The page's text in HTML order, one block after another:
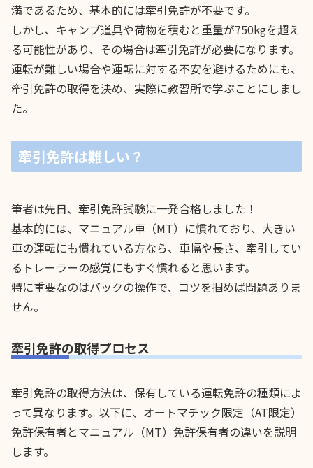
満であるため、基本的には牽引免許が不要です。
しかし、キャンプ道具や荷物を積むと重量が750kgを超え
る可能性があり、その場合は牽引免許が必要になります。
運転が難しい場合や運転に対する不安を避けるためにも、
牽引免許の取得を決め、実際に教習所で学ぶことにしまし
た。
牽引免許は難しい？
筆者は先日、牽引免許試験に一発合格しました！
基本的には、マニュアル車（MT）に慣れており、大きい
車の運転にも慣れている方なら、車幅や長さ、牽引してい
るトレーラーの感覚にもすぐ慣れると思います。
特に重要なのはバックの操作で、コツを掴めば問題ありま
せん。
牽引免許の取得プロセス
牽引免許の取得方法は、保有している運転免許の種類によ
って異なります。以下に、オートマチック限定（AT限定）
免許保有者とマニュアル（MT）免許保有者の違いを説明
します。